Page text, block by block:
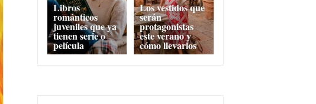
Libros
románticos
juveniles que ya
tienen serie o
película
Los vestidos que
serán
protagonistas
este verano y
cómo llevarlos